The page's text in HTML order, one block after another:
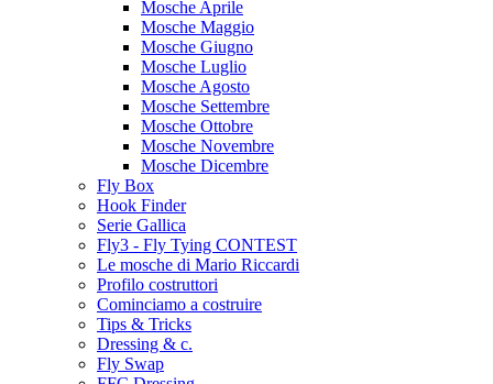
Mosche Aprile
Mosche Maggio
Mosche Giugno
Mosche Luglio
Mosche Agosto
Mosche Settembre
Mosche Ottobre
Mosche Novembre
Mosche Dicembre
Fly Box
Hook Finder
Serie Gallica
Fly3 - Fly Tying CONTEST
Le mosche di Mario Riccardi
Profilo costruttori
Cominciamo a costruire
Tips & Tricks
Dressing & c.
Fly Swap